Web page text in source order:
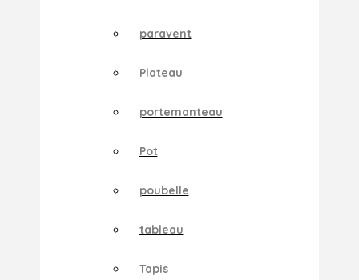
paravent
Plateau
portemanteau
Pot
poubelle
tableau
Tapis